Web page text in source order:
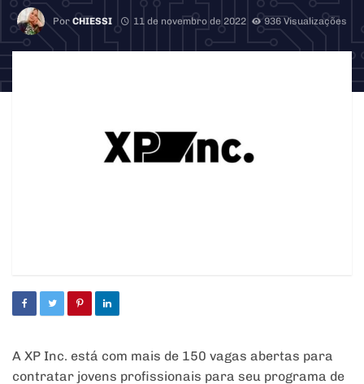
Por CHIESSI 11 de novembro de 2022 936 Visualizações
A XP Inc. está com mais de 150 vagas abertas para
contratar jovens profissionais para seu programa de